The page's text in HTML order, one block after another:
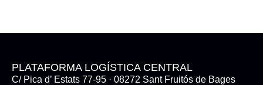
PLATAFORMA LOGÍSTICA CENTRAL
C/ Pica d’ Estats 77-95 · 08272 Sant Fruitós de Bages